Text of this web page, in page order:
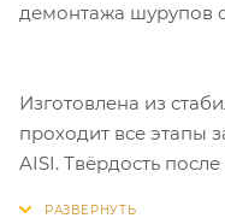
демонтажа шурупов
Изготовлена из
проходит все этапы
AISI. Твёрдость